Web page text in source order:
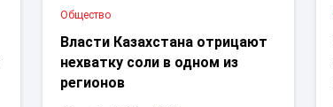
Общество
Власти Казахстана отрицают
нехватку соли в одном из
регионов